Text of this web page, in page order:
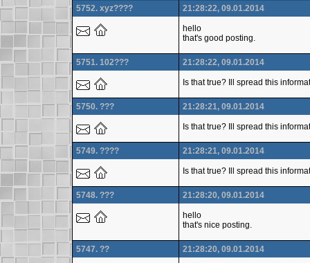
5752. xyz???? 21:28:22, 09.01.2014
hello
that's good posting.
5751. 102??? 21:28:22, 09.01.2014
Is that true? Ill spread this
5750. ??? 21:28:21, 09.01.2014
Is that true? Ill spread this
5749. ???? 21:28:21, 09.01.2014
Is that true? Ill spread this
5748. ??? 21:28:20, 09.01.2014
hello
that's nice posting.
5747. ?? 21:28:20, 09.01.2014